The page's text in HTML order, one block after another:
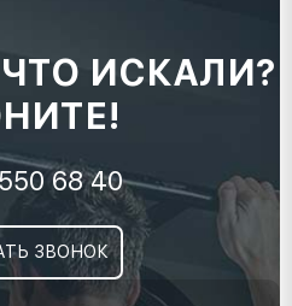
ИСКАЛИ?
68 40
ЗВОНОК